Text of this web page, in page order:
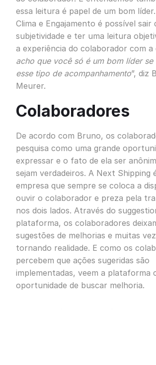
essa leitura é papel de um bom
Clima e Engajamento é possível sair
subjetividade e ter uma leitura
a experiência do colaborador com a
acho que você só é um bom líder
esse tipo de acompanhamento”, diz
Meurer.
Colaboradores
De acordo com Bruno, os
pesquisa como uma grande
expressar e o fato de ela ser
sejam verdadeiros. A Next Shipping
empresa que sempre se coloca a
ouvir o colaborador e preza pela
nos dois lados. Através do
plataforma, os colaboradores
sugestões de melhorias e muitas
tornando realidade. E como os
percebem que ações sugeridas são
implementadas, veem a plataforma
oportunidade de buscar melhoria.